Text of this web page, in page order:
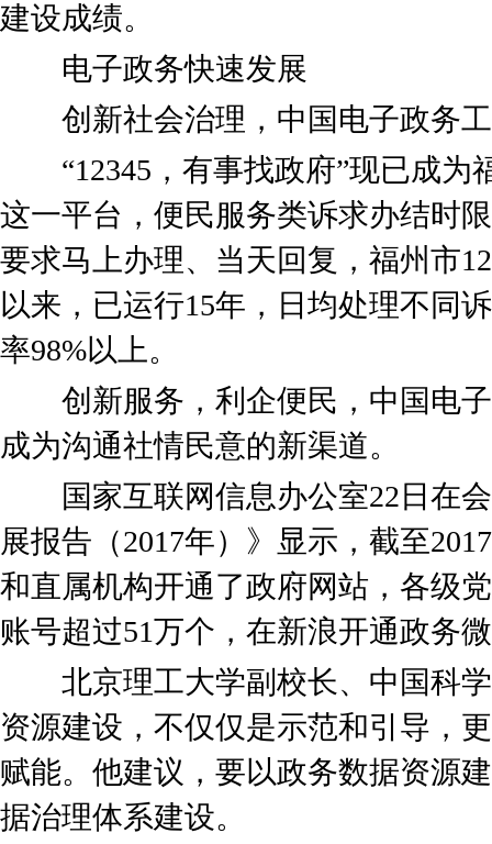
建设成绩。
电子政务快速发展
创新社会治理，中国电子政务工
“12345，有事找政府”现已成为
这一平台，便民服务类诉求办结时
要求马上办理、当天回复，福州市
以来，已运行15年，日均处理不同
率98%以上。
创新服务，利企便民，中国电子
成为沟通社情民意的新渠道。
国家互联网信息办公室22日在会
展报告（2017年）》显示，截至
和直属机构开通了政府网站，各级
账号超过51万个，在新浪开通政务
北京理工大学副校长、中国科学
资源建设，不仅仅是示范和引导，
赋能。他建议，要以政务数据资源
据治理体系建设。